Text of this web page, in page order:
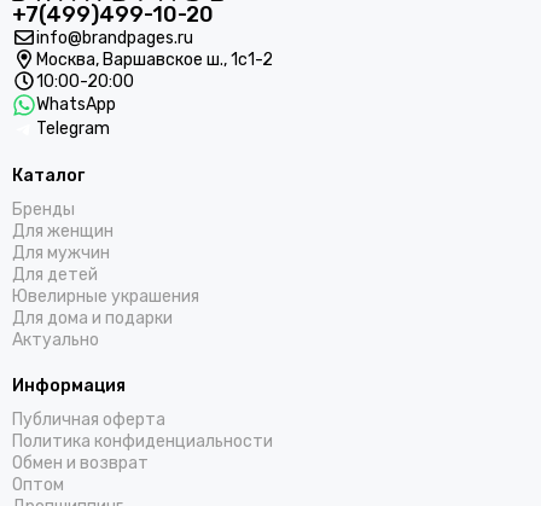
+7(499)499-10-20
info@brandpages.ru
Москва, Варшавское ш., 1с1-2
10:00-20:00
WhatsApp
Telegram
Каталог
Бренды
Для женщин
Для мужчин
Для детей
Ювелирные украшения
Для дома и подарки
Актуально
Информация
Публичная оферта
Политика конфиденциальности
Обмен и возврат
Оптом